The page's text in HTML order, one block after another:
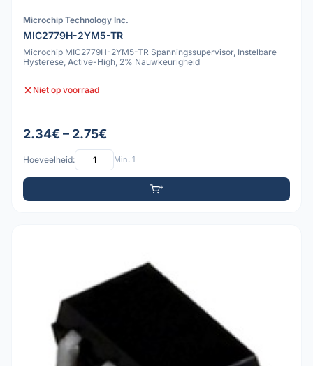
Microchip Technology Inc.
MIC2779H-2YM5-TR
Microchip MIC2779H-2YM5-TR Spanningssupervisor, Instelbare
Hysterese, Active-High, 2% Nauwkeurigheid
Niet op voorraad
2.34€ – 2.75€
Hoeveelheid: Min: 1